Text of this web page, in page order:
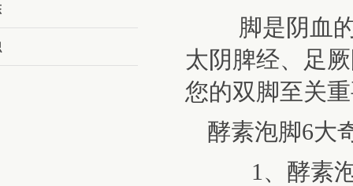
脚是阴血的
太阴脾经、足
您的双脚至关
酵素泡脚6大
1、酵素泡